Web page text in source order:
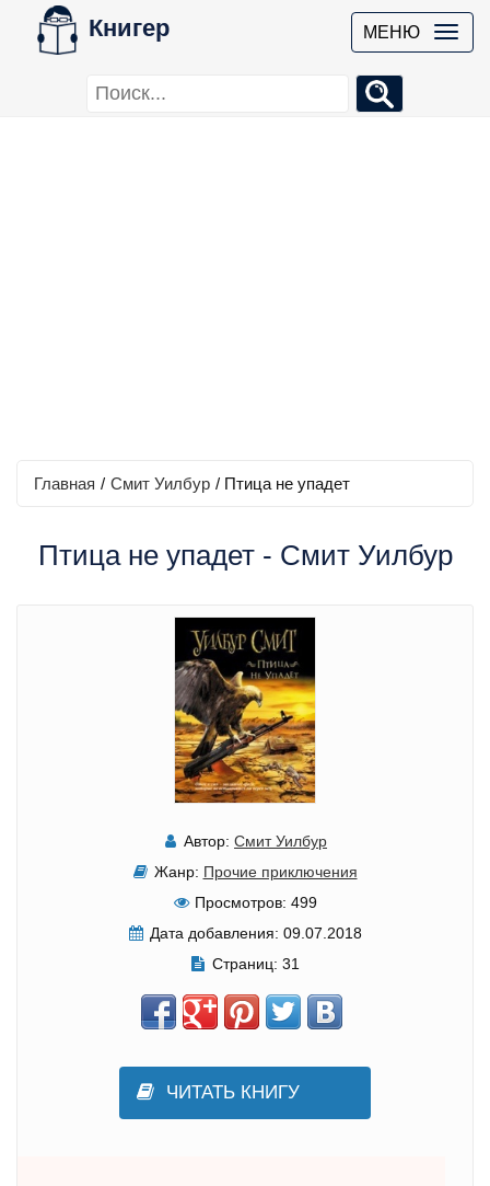
Книгер МЕНЮ
Главная / Смит Уилбур / Птица не упадет
Птица не упадет - Смит Уилбур
Автор: Смит Уилбур
Жанр: Прочие приключения
Просмотров: 499
Дата добавления: 09.07.2018
Страниц: 31
ЧИТАТЬ КНИГУ